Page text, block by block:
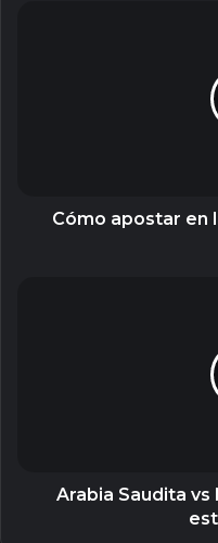
Cómo apostar en
Arabia Saudita